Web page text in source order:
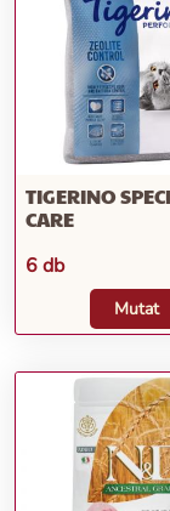
TIGERINO
CARE
6 db
Mutat